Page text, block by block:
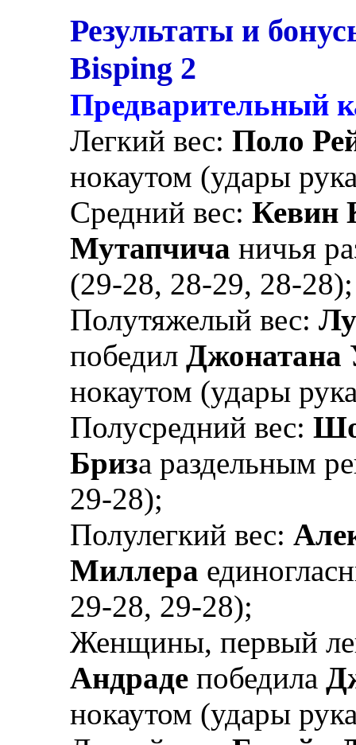
Результаты и
Bisping 2
Предварительный
Легкий вес: Поло
нокаутом (удары
Средний вес: Кевин
Мутапчича ничья
(29-28, 28-29, 28-28);
Полутяжелый вес:
победил Джонатана
нокаутом (удары
Полусредний вес:
Бриза раздельным
29-28);
Полулегкий вес:
Миллера
29-28, 29-28);
Женщины, первый
Андраде победила
нокаутом (удары